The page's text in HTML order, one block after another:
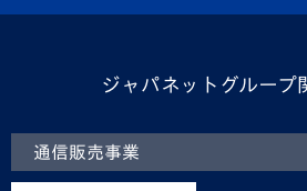
ジャパネットグループ
通信販売事業